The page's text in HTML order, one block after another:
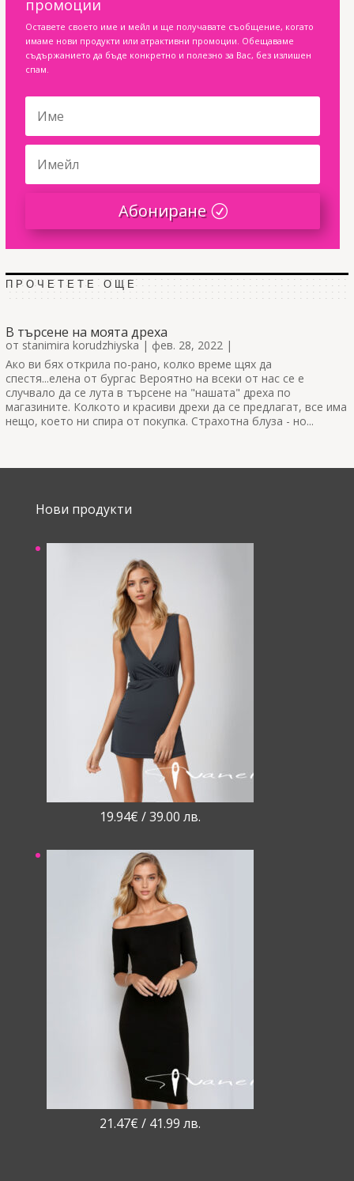
промоции
Оставете своето име и мейл и ще получавате съобщение, когато
имаме нови продукти или атрактивни промоции. Обещаваме
съдържанието да бъде конкретно и полезно за Вас, без излишен
спам.
Абониране
ПРОЧЕТЕТЕ ОЩЕ
В търсене на моята дреха
от stanimira korudzhiyska | фев. 28, 2022|
Ако ви бях открила по-рано, колко време щях да
спестя...елена от бургас Вероятно на всеки от нас се е
случвало да се лута в търсене на "нашата" дреха по
магазините. Колкото и красиви дрехи да се предлагат, все има
нещо, което ни спира от покупка. Страхотна блуза - но...
Нови продукти
19.94€ / 39.00 лв.
21.47€ / 41.99 лв.